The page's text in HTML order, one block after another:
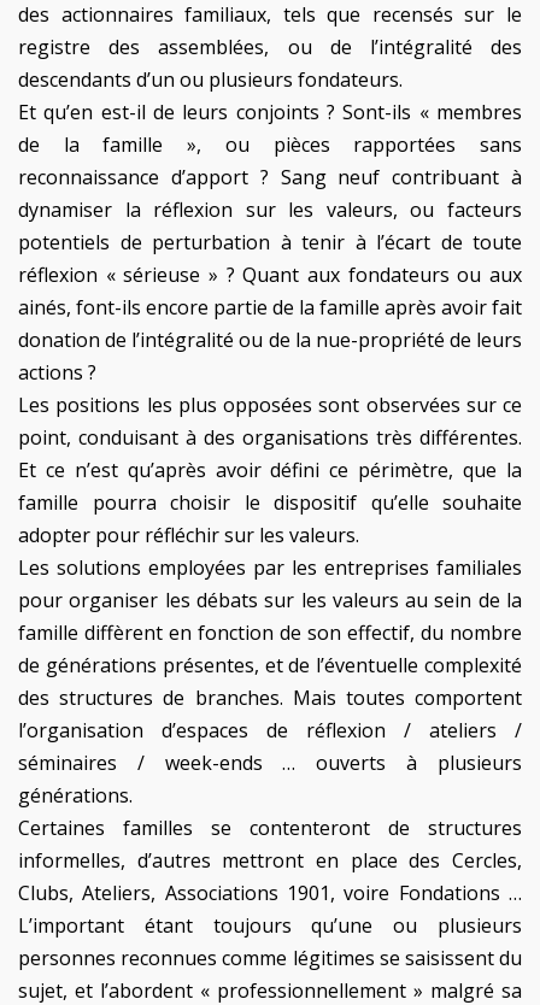
des actionnaires familiaux, tels que recensés sur le
registre des assemblées, ou de l’intégralité des
descendants d’un ou plusieurs fondateurs.
Et qu’en est-il de leurs conjoints ? Sont-ils « membres
de la famille », ou pièces rapportées sans
reconnaissance d’apport ? Sang neuf contribuant à
dynamiser la réflexion sur les valeurs, ou facteurs
potentiels de perturbation à tenir à l’écart de toute
réflexion « sérieuse » ? Quant aux fondateurs ou aux
ainés, font-ils encore partie de la famille après avoir fait
donation de l’intégralité ou de la nue-propriété de leurs
actions ?
Les positions les plus opposées sont observées sur ce
point, conduisant à des organisations très différentes.
Et ce n’est qu’après avoir défini ce périmètre, que la
famille pourra choisir le dispositif qu’elle souhaite
adopter pour réfléchir sur les valeurs.
Les solutions employées par les entreprises familiales
pour organiser les débats sur les valeurs au sein de la
famille diffèrent en fonction de son effectif, du nombre
de générations présentes, et de l’éventuelle complexité
des structures de branches. Mais toutes comportent
l’organisation d’espaces de réflexion / ateliers /
séminaires / week-ends … ouverts à plusieurs
générations.
Certaines familles se contenteront de structures
informelles, d’autres mettront en place des Cercles,
Clubs, Ateliers, Associations 1901, voire Fondations …
L’important étant toujours qu’une ou plusieurs
personnes reconnues comme légitimes se saisissent du
sujet, et l’abordent « professionnellement » malgré sa